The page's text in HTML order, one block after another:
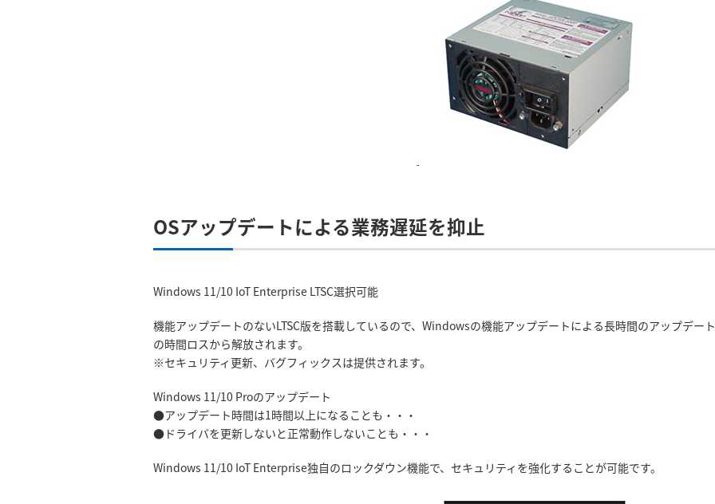
OSアップデートによる業務遅延を抑止
Windows 11/10 IoT Enterprise LTSC選択可能
機能アップデートのないLTSC版を搭載しているので、Windowsの機能アップデートによる長時間のアップデー
の時間ロスから解放されます。
※セキュリティ更新、バグフィックスは提供されます。
Windows 11/10 Proのアップデート
●アップデート時間は1時間以上になることも・・・
●ドライバを更新しないと正常動作しないことも・・・
Windows 11/10 IoT Enterprise独自のロックダウン機能で、セキュリティを強化することが可能です。